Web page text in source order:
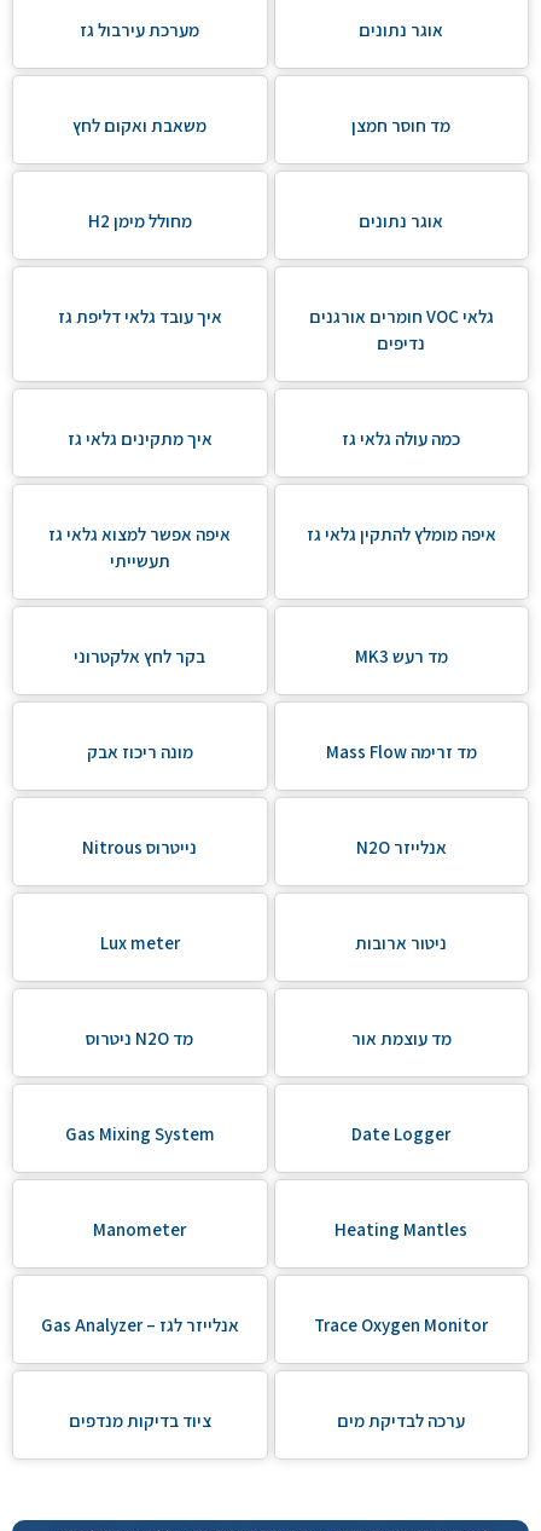
אוגר נתונים מערכת עירבול גז
מד חוסר חמצן משאבת ואקום לחץ
אוגר נתונים מחולל מימן H2
גלאי VOC חומרים אורגנים
נדיפים
איך עובד גלאי דליפת גז
כמה עולה גלאי גז איך מתקינים גלאי גז
איפה מומלץ להתקין גלאי גז
איפה אפשר למצוא גלאי גז
תעשייתי
מד רעש MK3 בקר לחץ אלקטרוני
מד זרימה Mass Flow מונה ריכוז אבק
אנלייזר N2O נייטרוס Nitrous
ניטור ארובות Lux meter
מד עוצמת אור מד N2O ניטרוס
Date Logger
Gas Mixing System
Heating Mantles
Manometer
Trace Oxygen Monitor אנלייזר לגז – Gas Analyzer
ערכה לבדיקת מים ציוד בדיקות מנדפים